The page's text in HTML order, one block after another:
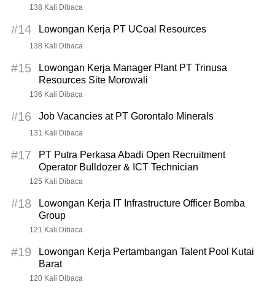
138 Kali Dibaca
#14 Lowongan Kerja PT UCoal Resources
138 Kali Dibaca
#15
Lowongan Kerja Manager Plant PT Trinusa
Resources Site Morowali
136 Kali Dibaca
#16 Job Vacancies at PT Gorontalo Minerals
131 Kali Dibaca
#17
PT Putra Perkasa Abadi Open Recruitment
Operator Bulldozer & ICT Technician
125 Kali Dibaca
#18
Lowongan Kerja IT Infrastructure Officer Bomba
Group
121 Kali Dibaca
#19
Lowongan Kerja Pertambangan Talent Pool Kutai
Barat
120 Kali Dibaca